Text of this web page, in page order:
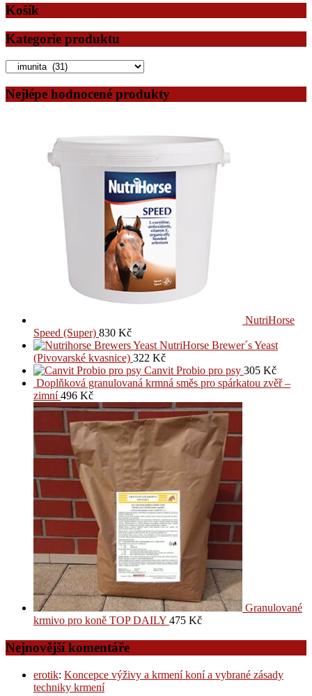
Košík
Kategorie produktu
Nejlépe hodnocené produkty
NutriHorse
Speed (Super) 830 Kč
NutriHorse Brewer´s Yeast
(Pivovarské kvasnice) 322 Kč
Canvit Probio pro psy 305 Kč
Doplňková granulovaná krmná směs pro spárkatou zvěř –
zimní 496 Kč
Granulované
krmivo pro koně TOP DAILY 475 Kč
Nejnovější komentáře
erotik: Koncepce výživy a krmení koní a vybrané zásady
techniky krmení